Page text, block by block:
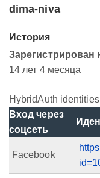
dima-niva
История
Зарегистрирован
14 лет 4 месяца
HybridAuth identities
Вход через
соцсеть
Facebook